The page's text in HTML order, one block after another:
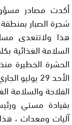
أكدت مصادر
شجرة الصبار بمنطقة
هذا ولاتتعدى
السلامة الغذائية
الأحد 29
الفلاحة والسلامة
بقيادة مستي
آليات ومعدات ،